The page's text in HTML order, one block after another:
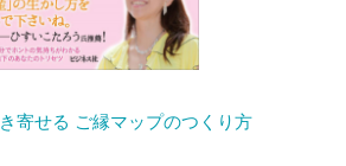
寄せる ご縁マップのつくり方